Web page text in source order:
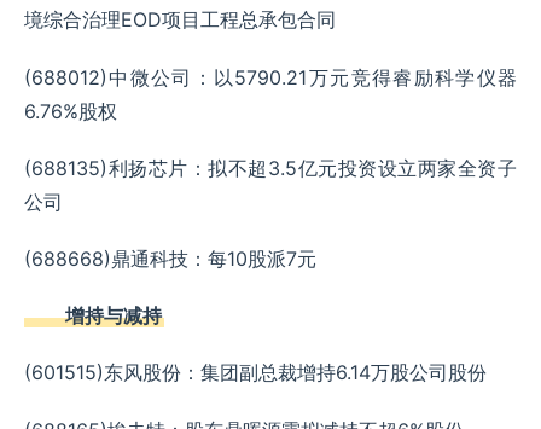
境综合治理EOD项目工程总承包合同
(688012)中微公司：以5790.21万元竞得睿励科学仪器
6.76%股权
(688135)利扬芯片：拟不超3.5亿元投资设立两家全资子
公司
(688668)鼎通科技：每10股派7元
增持与减持
(601515)东风股份：集团副总裁增持6.14万股公司股份